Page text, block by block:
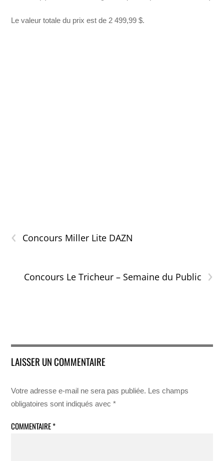
Le valeur totale du prix est de 2 499,99 $.
‹ Concours Miller Lite DAZN
›
Concours Le Tricheur – Semaine du Public
LAISSER UN COMMENTAIRE
Votre adresse e-mail ne sera pas publiée. Les champs
obligatoires sont indiqués avec*
COMMENTAIRE*